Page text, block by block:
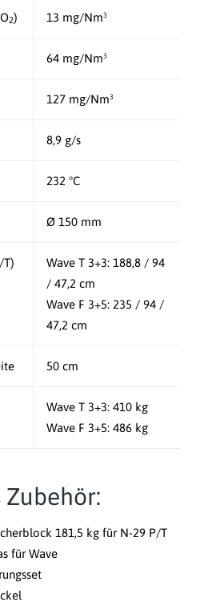
2) 13 mg/Nm³
64 mg/Nm³
127 mg/Nm³
8,9 g/s
232 °C
Ø 150 mm
T)
Wave T 3+3: 188,8 / 94
/ 47,2 cm
Wave F 3+5: 235 / 94 /
47,2 cm
50 cm
Wave T 3+3: 410 kg
Wave F 3+5: 486 kg
181,5 kg für N-29 P/T
für Wave